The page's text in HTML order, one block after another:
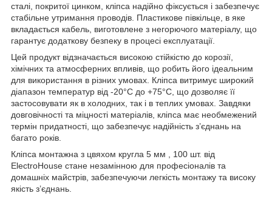
сталі, покритої цинком, кліпса надійно фіксується і забезпечує
стабільне утримання проводів. Пластикове півкільце, в яке
вкладається кабель, виготовлене з негорючого матеріалу, що
гарантує додаткову безпеку в процесі експлуатації.
Цей продукт відзначається високою стійкістю до корозії,
хімічних та атмосферних впливів, що робить його ідеальним
для використання в різних умовах. Кліпса витримує широкий
діапазон температур від -20°C до +75°C, що дозволяє її
застосовувати як в холодних, так і в теплих умовах. Завдяки
довговічності та міцності матеріалів, кліпса має необмежений
термін придатності, що забезпечує надійність з’єднань на
багато років.
Кліпса монтажна з цвяхом кругла 5 мм , 100 шт. від
ElectroHouse стане незамінною для професіоналів та
домашніх майстрів, забезпечуючи легкість монтажу та високу
якість з’єднань.